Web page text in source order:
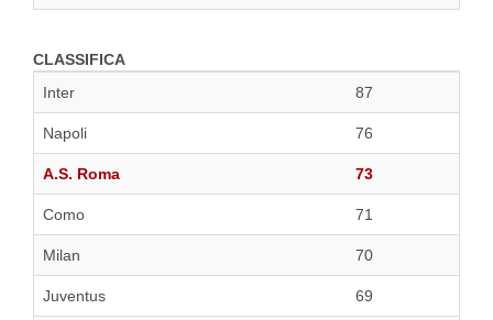
CLASSIFICA
Inter
87
Napoli 76
A.S. Roma 73
Como 71
Milan 70
Juventus 69